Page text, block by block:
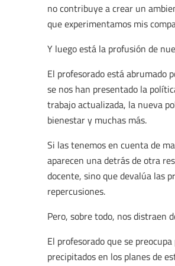
no contribuye a crear un
que experimentamos mis
Y luego está la profusión de
El profesorado está abrumado
se nos han presentado la
trabajo actualizada, la nueva
bienestar y muchas más.
Si las tenemos en cuenta de
aparecen una detrás de otra
docente, sino que devalúa las
repercusiones.
Pero, sobre todo, nos distraen
El profesorado que se
precipitados en los planes de